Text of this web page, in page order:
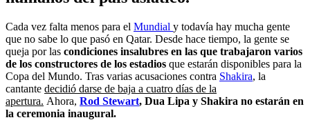
Cada vez falta menos para el Mundial y todavía hay mucha gente
que no sabe lo que pasó en Qatar. Desde hace tiempo, la gente se
queja por las condiciones insalubres en las que trabajaron varios
de los constructores de los estadios que estarán disponibles para la
Copa del Mundo. Tras varias acusaciones contra Shakira, la
cantante decidió darse de baja a cuatro días de la
apertura. Ahora, Rod Stewart, Dua Lipa y Shakira no estarán en
la ceremonia inaugural.